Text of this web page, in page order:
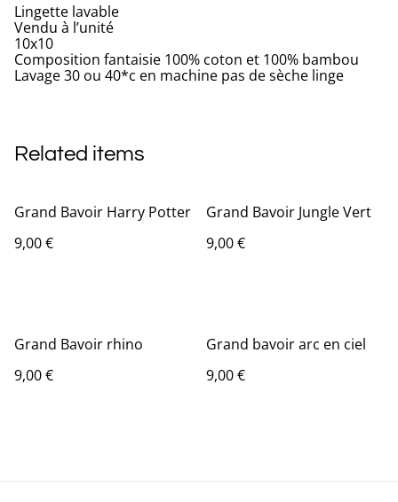
Lingette lavable
Vendu à l’unité
10x10
Composition fantaisie 100% coton et 100% bambou
Lavage 30 ou 40*c en machine pas de sèche linge
Related items
Grand Bavoir Harry Potter
9,00 €
Grand Bavoir Jungle Vert
9,00 €
Grand Bavoir rhino
9,00 €
Grand bavoir arc en ciel
9,00 €